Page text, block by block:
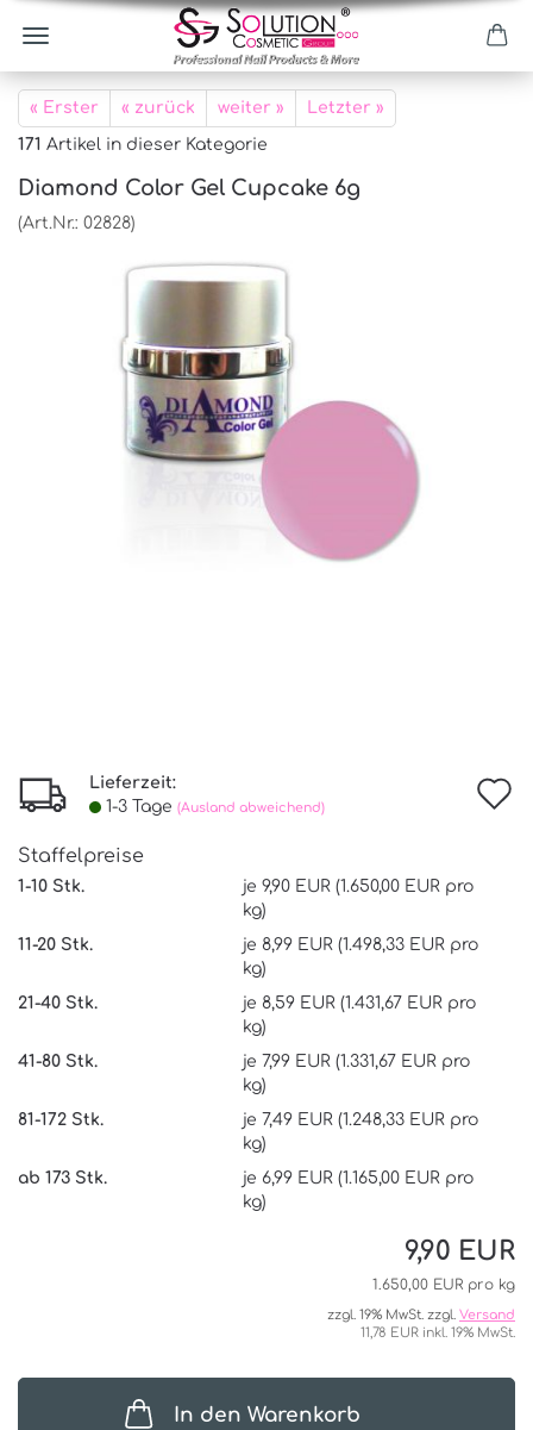
« Erster « zurück weiter » Letzter »
171 Artikel in dieser Kategorie
Diamond Color Gel Cupcake 6g
(Art.Nr.: 02828)
Lieferzeit:
1-3 Tage (Ausland abweichend)
Staffelpreise
1-10 Stk.
je 9,90 EUR (1.650,00 EUR pro
kg)
11-20 Stk.
je 8,99 EUR (1.498,33 EUR pro
kg)
21-40 Stk.
je 8,59 EUR (1.431,67 EUR pro
kg)
41-80 Stk.
je 7,99 EUR (1.331,67 EUR pro
kg)
81-172 Stk.
je 7,49 EUR (1.248,33 EUR pro
kg)
ab 173 Stk.
je 6,99 EUR (1.165,00 EUR pro
kg)
9,90 EUR
1.650,00 EUR pro kg
zzgl. 19% MwSt. zzgl. Versand
11,78 EUR inkl. 19% MwSt.
In den Warenkorb